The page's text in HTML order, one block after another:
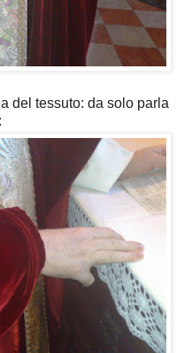
del tessuto: da solo parla